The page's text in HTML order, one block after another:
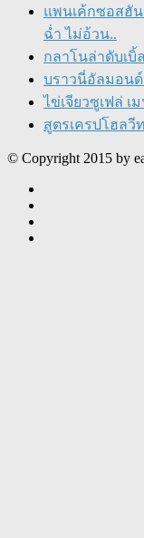
แพนเค้กซอสฮั
ฉ่ำ ไม่อ้วน..
กลาโนล่าดับเบิ้
บราวนี่อัลมอนด์
ไข่เจียวซูเฟล่ เ
สูตรเครปโฮลวี
© Copyright 2015 by